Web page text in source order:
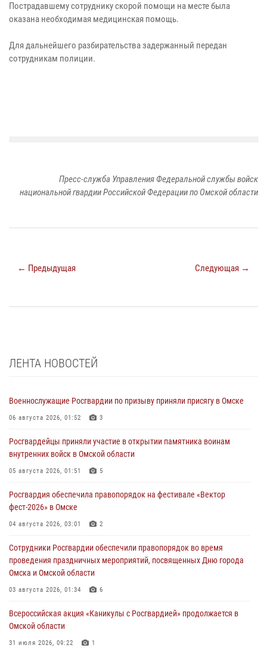
Пострадавшему сотруднику скорой помощи на месте была
оказана необходимая медицинская помощь.
Для дальнейшего разбирательства задержанный передан
сотрудникам полиции.
Пресс-служба Управления Федеральной службы войск
национальной гвардии Российской Федерации по Омской области
← Предыдущая Следующая →
ЛЕНТА НОВОСТЕЙ
Военнослужащие Росгвардии по призыву приняли присягу в Омске
06 августа 2026, 01:52 3
Росгвардейцы приняли участие в открытии памятника воинам
внутренних войск в Омской области
05 августа 2026, 01:51 5
Росгвардия обеспечила правопорядок на фестивале «Вектор
фест-2026» в Омске
04 августа 2026, 03:01 2
Сотрудники Росгвардии обеспечили правопорядок во время
проведения праздничных мероприятий, посвященных Дню города
Омска и Омской области
03 августа 2026, 01:34 6
Всероссийская акция «Каникулы с Росгвардией» продолжается в
Омской области
31 июля 2026, 09:22 1